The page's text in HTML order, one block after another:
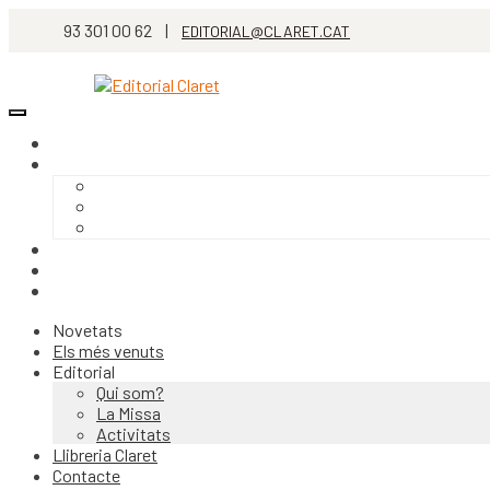
93 301 00 62 | EDITORIAL@CLARET.CAT
Novetats
Els més venuts
Editorial
Qui som?
La Missa
Activitats
Llibreria Claret
Contacte